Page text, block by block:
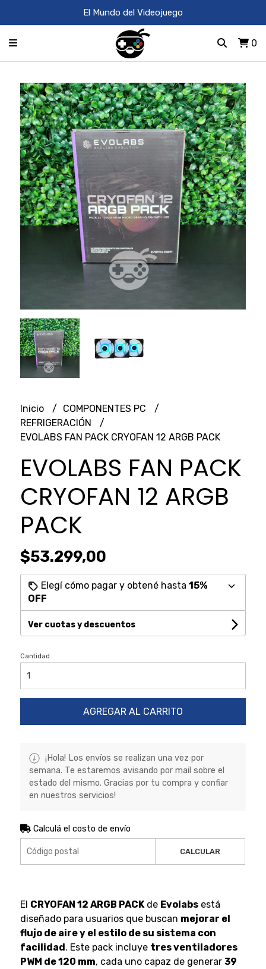
El Mundo del Videojuego
0
Inicio
COMPONENTES PC
REFRIGERACIÓN
EVOLABS FAN PACK CRYOFAN 12 ARGB PACK
EVOLABS FAN PACK
CRYOFAN 12 ARGB
PACK
$53.299,00
Elegí cómo pagar y obtené hasta 15%
OFF
Ver cuotas y descuentos
Cantidad
AGREGAR AL CARRITO
¡Hola! Los envíos se realizan una vez por
semana. Te estaremos avisando por mail sobre el
estado del mismo. Gracias por tu compra y confiar
en nuestros servicios!
Calculá el costo de envío
CALCULAR
El CRYOFAN 12 ARGB PACKde Evolabsestá
diseñado para usuarios que buscan mejorar el
flujo de aire y el estilo de su sistema con
facilidad. Este pack incluye tres ventiladores
PWM de 120 mm, cada uno capaz de generar 39